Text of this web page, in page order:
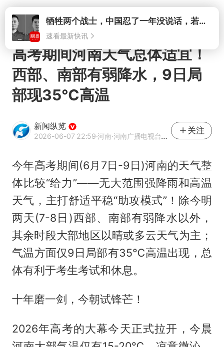
打开牺牲两个战士，中国忍了一年没说话，若菲律宾死了人，他会开战吗
速看最新快讯
高考期间河南天气总体适宜！
西部、南部有弱降水，9日局
部现35℃高温
新闻纵览
2026-06-07 22:59·河南·河南广播电视台官方账号
关注
今年高考期间(6月7日-9日)河南的天气整
体比较“给力”——无大范围强降雨和高温
天气，主打舒适平稳“助攻模式”！除今明
两天(7-8日)西部、南部有弱降水以外，
其余时段大部地区以晴或多云天气为主；
气温方面仅9日局部有35℃高温出现，总
体有利于考生考试和休息。
十年磨一剑，今朝试锋芒！
2026年高考的大幕今天正式拉开，今晨